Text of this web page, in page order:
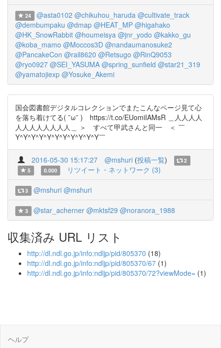
24 @asta0102 @chikuhou_haruda @cultivate_track
@dembumpaku @dmap @HEAT_MP @higahako
@HK_SnowRabbit @houmeisya @jnr_yodo @kakko_gu
@koba_mamo @Moccos3D @nandaumanosuke2
@PancakeCon @rail8620 @Retsugo @RinQ9053
@ryo0927 @SEI_YASUMA @spring_sunfield @star21_319
@yamatojiexp @Yosuke_Akemi
国会図書館デジタルコレクションでまたこんなページ見て心
を落ち着けてる( ˘ω˘ ) https://t.co/EUomiIAMsR ＿人人人人
人人人人人人人人＿ ＞ すべて甲武さんと同一 ＜ ￣
Y^Y^Y^Y^Y^Y^Y^Y^Y^Y^Y￣
2016-05-30 15:17:27 @mshuri (投稿一覧)
2
5
0.000 リツイート・ネットワーク (3)
3 @mshuri @mshuri
3 @star_acherner @mktsf29 @noranora_1988
収集済み URL リスト
http://dl.ndl.go.jp/info:ndljp/pid/805370 (18)
http://dl.ndl.go.jp/info:ndljp/pid/805370/67 (1)
http://dl.ndl.go.jp/info:ndljp/pid/805370/72?viewMode= (1)
ヘルプ